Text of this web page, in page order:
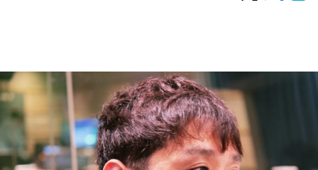
お知らせ
イベント・グッズ
YouTube
会社情報